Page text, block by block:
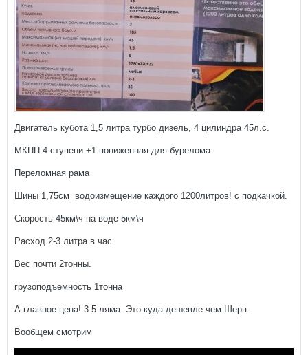
Двигатель кубота 1,5 литра турбо дизель, 4 цилиндра 45л.с.
МКПП 4 ступени +1 пониженная для бурелома.
Переломная рама
Шины 1,75см водоизмещение каждого 1200литров! с подкачкой.
Скорость 45км\ч на воде 5км\ч
Расход 2-3 литра в час.
Вес почти 2тонны.
грузоподъемность 1тонна
А главное цена! 3.5 ляма. Это куда дешевле чем Шерп..
Вообщем смотрим